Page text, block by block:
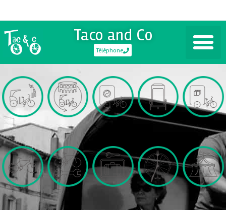
Taco and Co
Téléphone